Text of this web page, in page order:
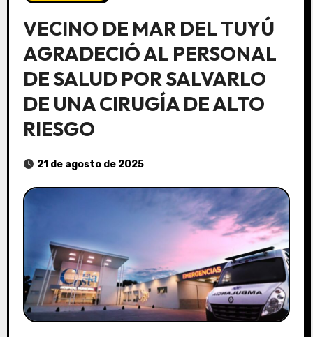
VECINO DE MAR DEL TUYÚ
AGRADECIÓ AL PERSONAL
DE SALUD POR SALVARLO
DE UNA CIRUGÍA DE ALTO
RIESGO
21 de agosto de 2025